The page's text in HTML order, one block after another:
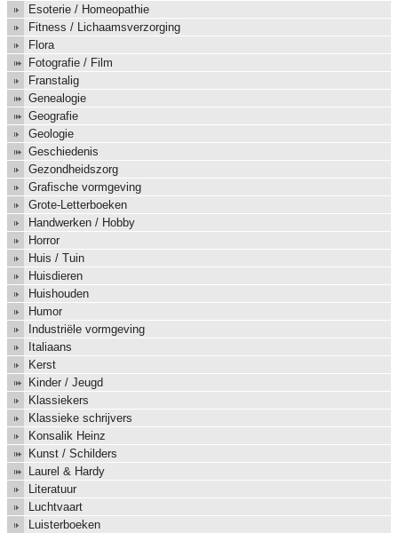
Esoterie / Homeopathie
Fitness / Lichaamsverzorging
Flora
Fotografie / Film
Franstalig
Genealogie
Geografie
Geologie
Geschiedenis
Gezondheidszorg
Grafische vormgeving
Grote-Letterboeken
Handwerken / Hobby
Horror
Huis / Tuin
Huisdieren
Huishouden
Humor
Industriële vormgeving
Italiaans
Kerst
Kinder / Jeugd
Klassiekers
Klassieke schrijvers
Konsalik Heinz
Kunst / Schilders
Laurel & Hardy
Literatuur
Luchtvaart
Luisterboeken